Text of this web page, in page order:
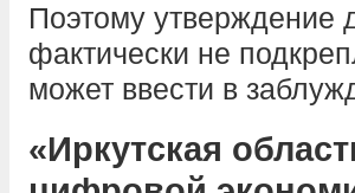
Поэтому утверждение
фактически не
может ввести в
«Иркутская